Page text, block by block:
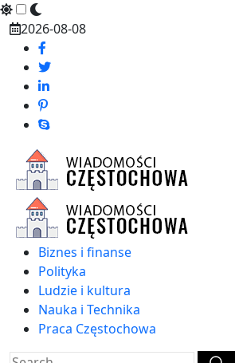
Skip
content
2026-08-08
Biznes i finanse
Polityka
Ludzie i kultura
Nauka i Technika
Praca Częstochowa